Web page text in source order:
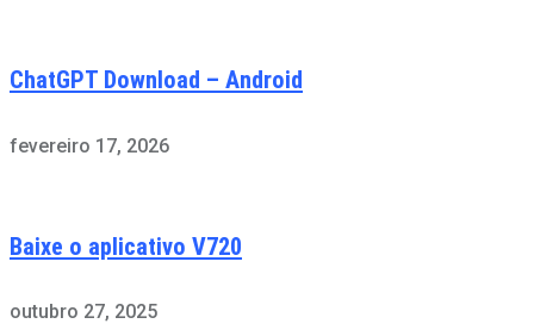
ChatGPT Download – Android
fevereiro 17, 2026
Baixe o aplicativo V720
outubro 27, 2025